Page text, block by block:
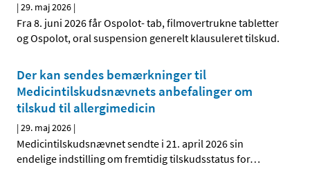
|29. maj 2026 |
Fra 8. juni 2026 får Ospolot- tab, filmovertrukne tabletter
og Ospolot, oral suspension generelt klausuleret tilskud.
Der kan sendes bemærkninger til
Medicintilskudsnævnets anbefalinger om
tilskud til allergimedicin
|29. maj 2026 |
Medicintilskudsnævnet sendte i 21. april 2026 sin
endelige indstilling om fremtidig tilskudsstatus for…